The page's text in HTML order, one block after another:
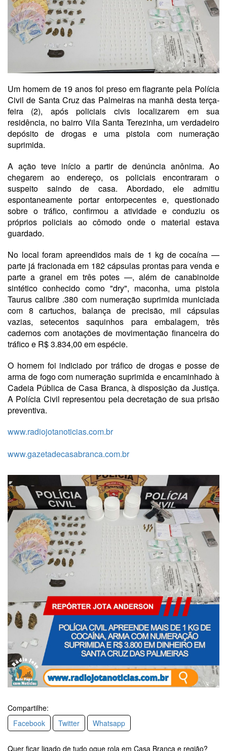
Um homem de 19 anos foi preso em flagrante pela Polícia
Civil de Santa Cruz das Palmeiras na manhã desta terça-
feira (2), após policiais civis localizarem em sua
residência, no bairro Vila Santa Terezinha, um verdadeiro
depósito de drogas e uma pistola com numeração
suprimida.
A ação teve início a partir de denúncia anônima. Ao
chegarem ao endereço, os policiais encontraram o
suspeito saindo de casa. Abordado, ele admitiu
espontaneamente portar entorpecentes e, questionado
sobre o tráfico, confirmou a atividade e conduziu os
próprios policiais ao cômodo onde o material estava
guardado.
No local foram apreendidos mais de 1 kg de cocaína —
parte já fracionada em 182 cápsulas prontas para venda e
parte a granel em três potes —, além de canabinoide
sintético conhecido como "dry", maconha, uma pistola
Taurus calibre .380 com numeração suprimida municiada
com 8 cartuchos, balança de precisão, mil cápsulas
vazias, setecentos saquinhos para embalagem, três
cadernos com anotações de movimentação financeira do
tráfico e R$ 3.834,00 em espécie.
O homem foi indiciado por tráfico de drogas e posse de
arma de fogo com numeração suprimida e encaminhado à
Cadeia Pública de Casa Branca, à disposição da Justiça.
A Polícia Civil representou pela decretação de sua prisão
preventiva.
www.radiojotanoticias.com.br
www.gazetadecasabranca.com.br
Compartilhe:
Facebook
Twitter Whatsapp
Quer ficar ligado de tudo oque rola em Casa Branca e região?